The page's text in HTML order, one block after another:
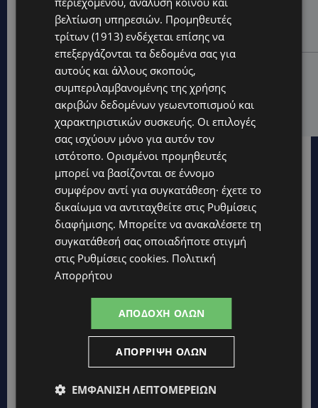
ΧΩΡΙΣ ΣΩΣΣΙΒΙΟ Η ΘΑΛΑΣΣΙΑ ΣΥΝΔΕΣΗ ΚΥΠΡΟΥ-
ΕΛΛΑΔΑΣ: «Χωρίς επιδότηση το πλοίο δεν θα
ξανασηκώσει άγκυρα»
STORIES
ΜΑΡΙΝΟΣ ΚΩΝΣΤΑΝΤΙΝΙΔΗΣ: Οι πρωτοβουλίες για να
ξαναζωντανέψει η Μακαρίου και το κέντρο της
Λευκωσίας-(Βίντεο)
βελτίωση υπηρεσιών. Προμηθευτές
τρίτων (1913) ενδέχεται επίσης να
επεξεργάζονται τα δεδομένα σας για
αυτούς και άλλους σκοπούς,
συμπεριλαμβανομένης της χρήσης
ακριβών δεδομένων γεωεντοπισμού και
χαρακτηριστικών συσκευής. Οι επιλογές
σας ισχύουν μόνο για αυτόν τον
ιστότοπο. Ορισμένοι προμηθευτές
μπορεί να βασίζονται σε έννομο
συμφέρον αντί για συγκατάθεση· έχετε το
δικαίωμα να αντιταχθείτε στις Ρυθμίσεις
διαφήμισης. Μπορείτε να ανακαλέσετε τη
συγκατάθεσή σας οποιαδήποτε στιγμή
στις Ρυθμίσεις cookies. Πολιτική
Απορρήτου
ΑΠΟΔΟΧΉ ΌΛΩΝ
ΑΠΌΡΡΙΨΗ ΌΛΩΝ
ΕΜΦΆΝΙΣΗ ΛΕΠΤΟΜΕΡΕΙΏΝ